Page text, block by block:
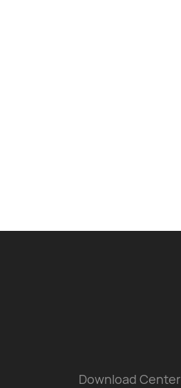
Download Center